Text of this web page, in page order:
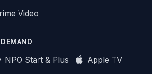
Video
NPO Start & Plus
Apple TV